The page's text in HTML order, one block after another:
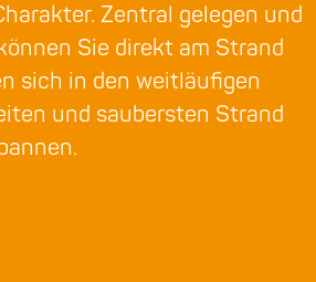
Zentral gelegen und
Sie direkt am Strand
sich in den weitläufigen
und saubersten Strand